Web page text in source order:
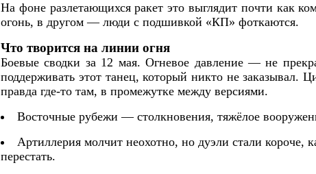
На фоне разлетающихся ракет это выглядит почти как
огонь, в другом — люди с подшивкой «КП» фоткаются.
Что творится на линии огня
Боевые сводки за 12 мая. Огневое давление — не
поддерживать этот танец, который никто не заказывал.
правда где-то там, в промежутке между версиями.
Восточные рубежи — столкновения, тяжёлое
Артиллерия молчит неохотно, но дуэли стали короче,
перестать.